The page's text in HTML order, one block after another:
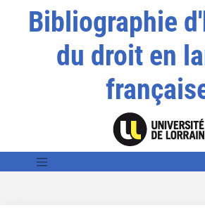
Bibliographie
du droit en